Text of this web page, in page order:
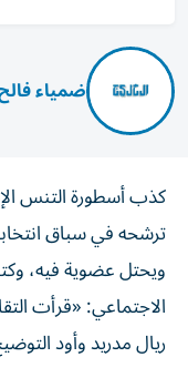
ضمياء
ترشحه في سباق
ويحتل عضوية فيه،
الاجتماعي: «قرأت
ريال مدريد وأود